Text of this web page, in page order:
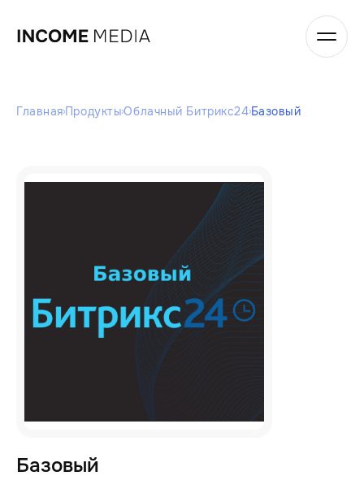
ГлавнаяПродуктыОблачный Битрикс24Базовый
Базовый